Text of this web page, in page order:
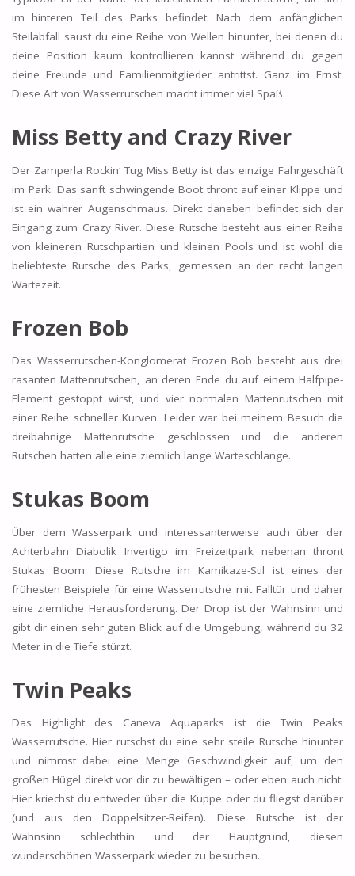
im hinteren Teil des Parks befindet. Nach dem anfänglichen
Steilabfall saust du eine Reihe von Wellen hinunter, bei denen du
deine Position kaum kontrollieren kannst während du gegen
deine Freunde und Familienmitglieder antrittst. Ganz im Ernst:
Diese Art von Wasserrutschen macht immer viel Spaß.
Miss Betty and Crazy River
Der Zamperla Rockin‘ Tug Miss Betty ist das einzige Fahrgeschäft
im Park. Das sanft schwingende Boot thront auf einer Klippe und
ist ein wahrer Augenschmaus. Direkt daneben befindet sich der
Eingang zum Crazy River. Diese Rutsche besteht aus einer Reihe
von kleineren Rutschpartien und kleinen Pools und ist wohl die
beliebteste Rutsche des Parks, gemessen an der recht langen
Wartezeit.
Frozen Bob
Das Wasserrutschen-Konglomerat Frozen Bob besteht aus drei
rasanten Mattenrutschen, an deren Ende du auf einem Halfpipe-
Element gestoppt wirst, und vier normalen Mattenrutschen mit
einer Reihe schneller Kurven. Leider war bei meinem Besuch die
dreibahnige Mattenrutsche geschlossen und die anderen
Rutschen hatten alle eine ziemlich lange Warteschlange.
Stukas Boom
Über dem Wasserpark und interessanterweise auch über der
Achterbahn Diabolik Invertigo im Freizeitpark nebenan thront
Stukas Boom. Diese Rutsche im Kamikaze-Stil ist eines der
frühesten Beispiele für eine Wasserrutsche mit Falltür und daher
eine ziemliche Herausforderung. Der Drop ist der Wahnsinn und
gibt dir einen sehr guten Blick auf die Umgebung, während du 32
Meter in die Tiefe stürzt.
Twin Peaks
Das Highlight des Caneva Aquaparks ist die Twin Peaks
Wasserrutsche. Hier rutschst du eine sehr steile Rutsche hinunter
und nimmst dabei eine Menge Geschwindigkeit auf, um den
großen Hügel direkt vor dir zu bewältigen – oder eben auch nicht.
Hier kriechst du entweder über die Kuppe oder du fliegst darüber
(und aus den Doppelsitzer-Reifen). Diese Rutsche ist der
Wahnsinn schlechthin und der Hauptgrund, diesen
wunderschönen Wasserpark wieder zu besuchen.